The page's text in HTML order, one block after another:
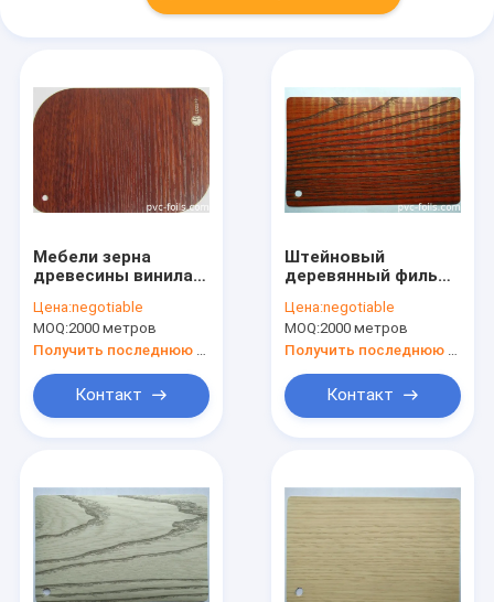
Мебели зерна
древесины винила
создание
программы-
оболочки
внутренней
поверхностное
Цена:negotiable
MOQ:2000 метров
Контакт
Штейновый
деревянный фильм
фольгу
собственной
личности
слипчивую для
мебели
Цена:negotiable
MOQ:2000 метров
Контакт